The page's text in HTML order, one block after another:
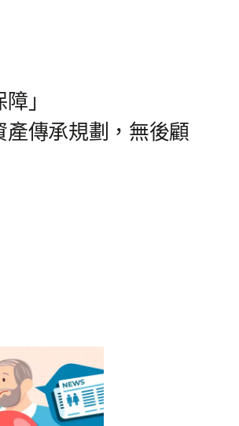
」
傳承規劃，無後顧